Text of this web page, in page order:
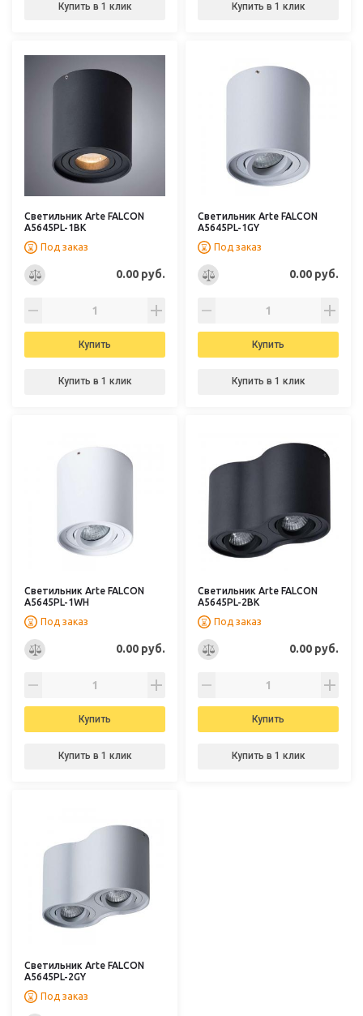
Купить в 1 клик Купить в 1 клик
Светильник Arte FALCON
A5645PL-1BK
Под заказ
0.00 руб.
Купить
Купить в 1 клик
Светильник Arte FALCON
A5645PL-1GY
Под заказ
0.00 руб.
Купить
Купить в 1 клик
Светильник Arte FALCON
A5645PL-1WH
Под заказ
0.00 руб.
Купить
Купить в 1 клик
Светильник Arte FALCON
A5645PL-2BK
Под заказ
0.00 руб.
Купить
Купить в 1 клик
Светильник Arte FALCON
A5645PL-2GY
Под заказ